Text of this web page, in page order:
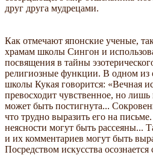
друг друга мудрецами.
Как отмечают японские ученые,
храмам школы Сингон и
посвящения в тайны
религиозные функции. В одном из
школы Кукая говорится: «Вечная
превосходит чувственное, но
может быть постигнута...
что трудно выразить его на
неясности могут быть рассеяны...
и их комментариев могут быть
Посредством искусства